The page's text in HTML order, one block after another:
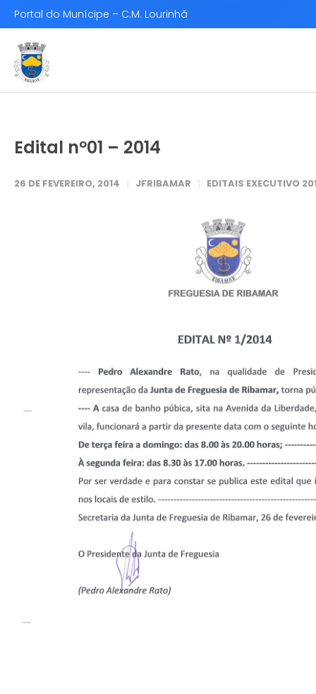
Portal do Munícipe – C.M. Lourinhã
Edital nº01 – 2014
26 DE FEVEREIRO, 2014 JFRIBAMAR EDITAIS EXECUTIVO